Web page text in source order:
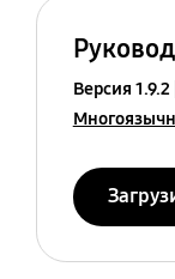
Версия 1.9.2